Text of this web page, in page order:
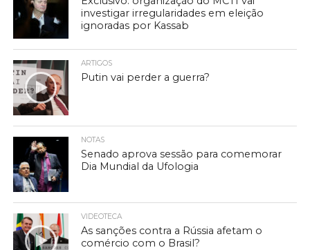
investigar irregularidades em eleição
ignoradas por Kassab
ARTIGOS
Putin vai perder a guerra?
NOTAS
Senado aprova sessão para comemorar
Dia Mundial da Ufologia
VIDEOTECA
As sanções contra a Rússia afetam o
comércio com o Brasil?